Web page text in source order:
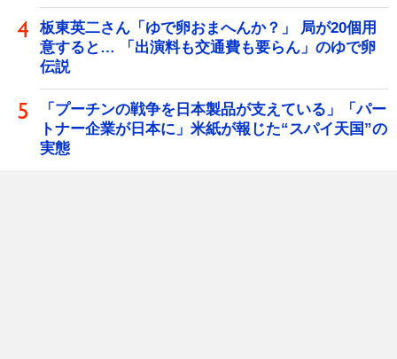
板東英二さん「ゆで卵おまへんか？」 局が20個用
意すると… 「出演料も交通費も要らん」のゆで卵
伝説
「プーチンの戦争を日本製品が支えている」「パー
トナー企業が日本に」米紙が報じた“スパイ天国”の
実態